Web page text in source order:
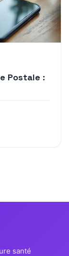
Postale :
santé